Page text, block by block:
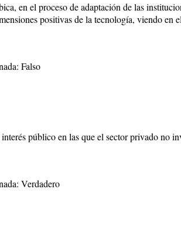
en el proceso de adaptación de las
positivas de la tecnología, viendo en
Falso
público en las que el sector privado no
Verdadero